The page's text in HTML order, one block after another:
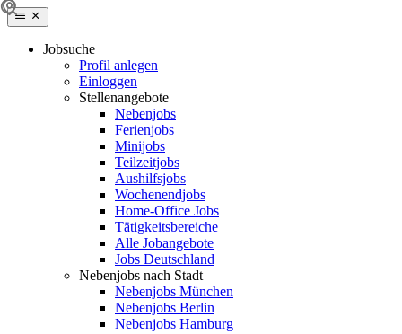
Jobsuche
Profil anlegen
Einloggen
Stellenangebote
Nebenjobs
Ferienjobs
Minijobs
Teilzeitjobs
Aushilfsjobs
Wochenendjobs
Home-Office Jobs
Tätigkeitsbereiche
Alle Jobangebote
Jobs Deutschland
Nebenjobs nach Stadt
Nebenjobs München
Nebenjobs Berlin
Nebenjobs Hamburg